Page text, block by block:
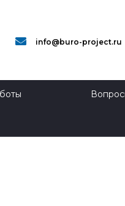
info@buro-project.ru​